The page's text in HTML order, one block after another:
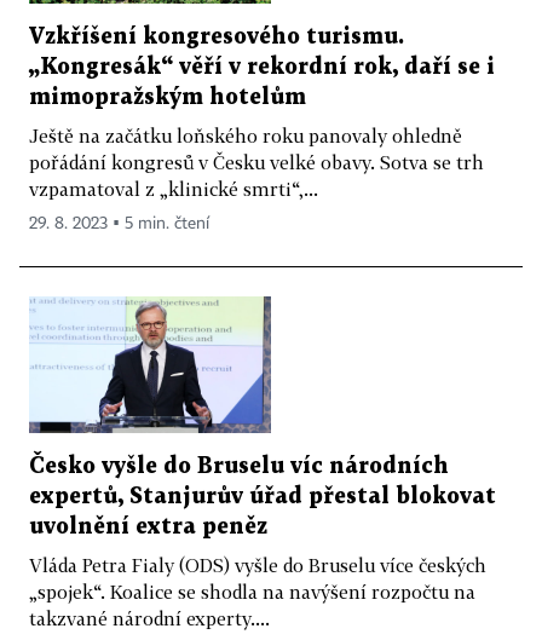
Vzkříšení kongresového turismu.
„Kongresák“ věří v rekordní rok, daří se i
mimopražským hotelům
Ještě na začátku loňského roku panovaly ohledně
pořádání kongresů v Česku velké obavy. Sotva se trh
vzpamatoval z „klinické smrti“,...
29. 8. 2023 ▪ 5 min. čtení
Česko vyšle do Bruselu víc národních
expertů, Stanjurův úřad přestal blokovat
uvolnění extra peněz
Vláda Petra Fialy (ODS) vyšle do Bruselu více českých
„spojek“. Koalice se shodla na navýšení rozpočtu na
takzvané národní experty....